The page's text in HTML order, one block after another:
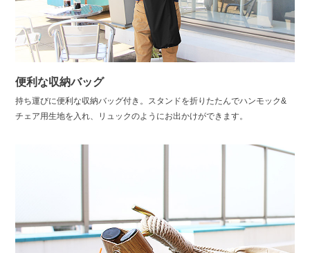
便利な収納バッグ
持ち運びに便利な収納バッグ付き。スタンドを折りたたんでハンモック&
チェア用生地を入れ、リュックのようにお出かけができます。